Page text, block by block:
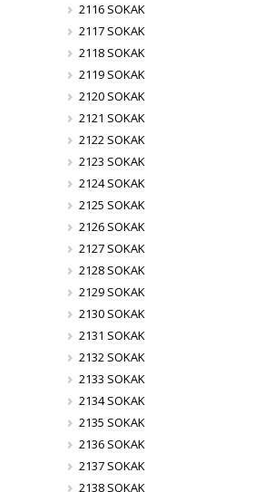
2116 SOKAK
2117 SOKAK
2118 SOKAK
2119 SOKAK
2120 SOKAK
2121 SOKAK
2122 SOKAK
2123 SOKAK
2124 SOKAK
2125 SOKAK
2126 SOKAK
2127 SOKAK
2128 SOKAK
2129 SOKAK
2130 SOKAK
2131 SOKAK
2132 SOKAK
2133 SOKAK
2134 SOKAK
2135 SOKAK
2136 SOKAK
2137 SOKAK
2138 SOKAK